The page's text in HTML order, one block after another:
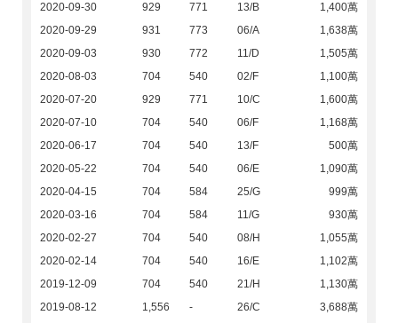
2020-09-30
929 771 13/B
1,400萬
2020-09-29
931 773 06/A
1,638萬
2020-09-03
930 772 11/D
1,505萬
2020-08-03
704 540 02/F
1,100萬
2020-07-20
929 771 10/C
1,600萬
2020-07-10
704 540 06/F
1,168萬
2020-06-17
704 540 13/F
500萬
2020-05-22
704 540 06/E
1,090萬
2020-04-15
704 584 25/G
999萬
2020-03-16
704 584 11/G
930萬
2020-02-27
704 540 08/H
1,055萬
2020-02-14
704 540 16/E
1,102萬
2019-12-09
704 540 21/H
1,130萬
2019-08-12
1,556 - 26/C
3,688萬